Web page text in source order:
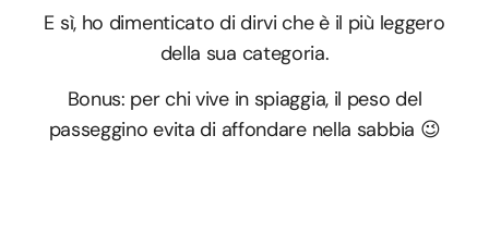
E sì, ho dimenticato di dirvi che è il più leggero
della sua categoria.
Bonus: per chi vive in spiaggia, il peso del
passeggino evita di affondare nella sabbia 😉